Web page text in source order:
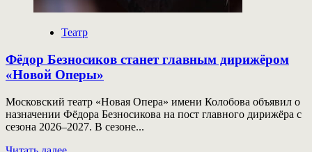
Театр
Фёдор Безносиков станет главным дирижёром
«Новой Оперы»
Московский театр «Новая Опера» имени Колобова объявил о
назначении Фёдора Безносикова на пост главного дирижёра с
сезона 2026–2027. В сезоне...
Прочитать